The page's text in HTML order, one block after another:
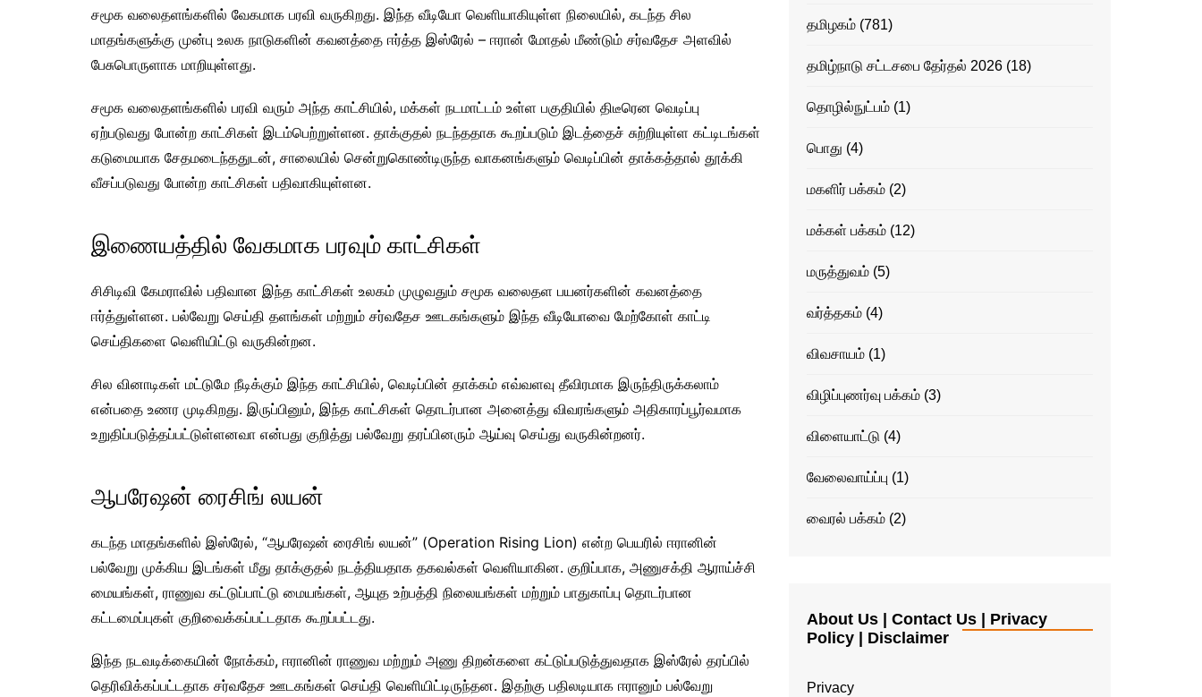
சமூக வலைதளங்களில் வேகமாக பரவி வருகிறது. இந்த வீடியோ வெளியாகியுள்ள நிலையில், கடந்த சில
மாதங்களுக்கு முன்பு உலக நாடுகளின் கவனத்தை ஈர்த்த இஸ்ரேல் – ஈரான் மோதல் மீண்டும் சர்வதேச அளவில்
பேசுபொருளாக மாறியுள்ளது.
சமூக வலைதளங்களில் பரவி வரும் அந்த காட்சியில், மக்கள் நடமாட்டம் உள்ள பகுதியில் திடீரென வெடிப்பு
ஏற்படுவது போன்ற காட்சிகள் இடம்பெற்றுள்ளன. தாக்குதல் நடந்ததாக கூறப்படும் இடத்தைச் சுற்றியுள்ள கட்டிடங்கள்
கடுமையாக சேதமடைந்ததுடன், சாலையில் சென்றுகொண்டிருந்த வாகனங்களும் வெடிப்பின் தாக்கத்தால் தூக்கி
வீசப்படுவது போன்ற காட்சிகள் பதிவாகியுள்ளன.
இணையத்தில் வேகமாக பரவும் காட்சிகள்
சிசிடிவி கேமராவில் பதிவான இந்த காட்சிகள் உலகம் முழுவதும் சமூக வலைதள பயனர்களின் கவனத்தை
ஈர்த்துள்ளன. பல்வேறு செய்தி தளங்கள் மற்றும் சர்வதேச ஊடகங்களும் இந்த வீடியோவை மேற்கோள் காட்டி
செய்திகளை வெளியிட்டு வருகின்றன.
சில வினாடிகள் மட்டுமே நீடிக்கும் இந்த காட்சியில், வெடிப்பின் தாக்கம் எவ்வளவு தீவிரமாக இருந்திருக்கலாம்
என்பதை உணர முடிகிறது. இருப்பினும், இந்த காட்சிகள் தொடர்பான அனைத்து விவரங்களும் அதிகாரப்பூர்வமாக
உறுதிப்படுத்தப்பட்டுள்ளனவா என்பது குறித்து பல்வேறு தரப்பினரும் ஆய்வு செய்து வருகின்றனர்.
ஆபரேஷன் ரைசிங் லயன்
கடந்த மாதங்களில் இஸ்ரேல், “ஆபரேஷன் ரைசிங் லயன்” (Operation Rising Lion) என்ற பெயரில் ஈரானின்
பல்வேறு முக்கிய இடங்கள் மீது தாக்குதல் நடத்தியதாக தகவல்கள் வெளியாகின. குறிப்பாக, அணுசக்தி ஆராய்ச்சி
மையங்கள், ராணுவ கட்டுப்பாட்டு மையங்கள், ஆயுத உற்பத்தி நிலையங்கள் மற்றும் பாதுகாப்பு தொடர்பான
கட்டமைப்புகள் குறிவைக்கப்பட்டதாக கூறப்பட்டது.
இந்த நடவடிக்கையின் நோக்கம், ஈரானின் ராணுவ மற்றும் அணு திறன்களை கட்டுப்படுத்துவதாக இஸ்ரேல் தரப்பில்
தெரிவிக்கப்பட்டதாக சர்வதேச ஊடகங்கள் செய்தி வெளியிட்டிருந்தன. இதற்கு பதிலடியாக ஈரானும் பல்வேறு
தமிழகம் (781)
தமிழ்நாடு சட்டசபை தேர்தல் 2026 (18)
தொழில்நுட்பம் (1)
பொது (4)
மகளிர் பக்கம் (2)
மக்கள் பக்கம் (12)
மருத்துவம் (5)
வர்த்தகம் (4)
விவசாயம் (1)
விழிப்புணர்வு பக்கம் (3)
விளையாட்டு (4)
வேலைவாய்ப்பு (1)
வைரல் பக்கம் (2)
About Us | Contact Us | Privacy
Policy | Disclaimer
Privacy